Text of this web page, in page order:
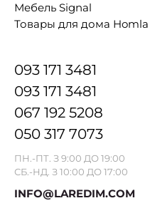
Мебель Signal
Товары для дома Homla
093 171 3481
093 171 3481
067 192 5208
050 317 7073
ПН.-ПТ. З 9:00 ДО 19:00
СБ.-НД. З 10:00 ДО 17:00
INFO@LAREDIM.COM